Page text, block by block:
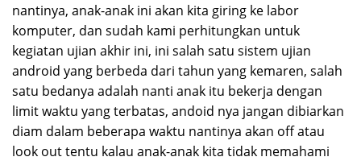
nantinya, anak-anak ini akan kita giring ke labor
komputer, dan sudah kami perhitungkan untuk
kegiatan ujian akhir ini, ini salah satu sistem ujian
android yang berbeda dari tahun yang kemaren, salah
satu bedanya adalah nanti anak itu bekerja dengan
limit waktu yang terbatas, andoid nya jangan dibiarkan
diam dalam beberapa waktu nantinya akan off atau
look out tentu kalau anak-anak kita tidak memahami